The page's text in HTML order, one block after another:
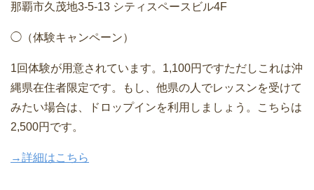
那覇市久茂地3-5-13 シティスペースビル4F
◯（体験キャンペーン）
1回体験が用意されています。1,100円ですただしこれは沖
縄県在住者限定です。もし、他県の人でレッスンを受けて
みたい場合は、ドロップインを利用しましょう。こちらは
2,500円です。
→詳細はこちら